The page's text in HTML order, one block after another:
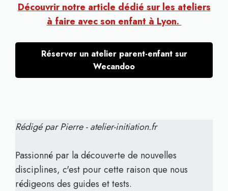
Découvrir notre article dédié sur les ateliers
à faire avec son enfant à Lyon.
Réserver un atelier parent-enfant sur
Wecandoo
Rédigé par Pierre - atelier-initiation.fr
Passionné par la découverte de nouvelles
disciplines, c'est pour cette raison que nous
rédigeons des guides et tests.